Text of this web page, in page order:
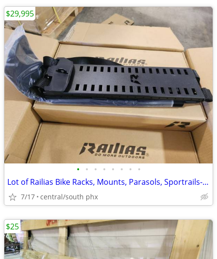
• • • • • • • •
Lot of Railias Bike Racks, Mounts, Parasols, Sportrails- Wholesale
7/17 central/south phx
$29,995
$25